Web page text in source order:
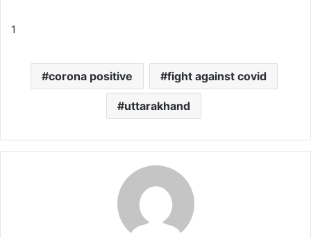
1
corona positive fight against covid
uttarakhand